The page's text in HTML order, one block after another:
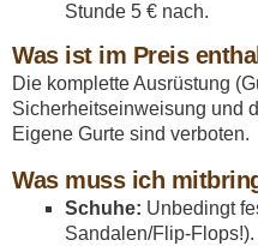
Stunde 5 € nach.
Was ist im Preis
Die komplette Ausrüstung
Sicherheitseinweisung und
Eigene Gurte sind verboten.
Was muss ich
Schuhe: Unbedingt
Sandalen/Flip-Flops!).